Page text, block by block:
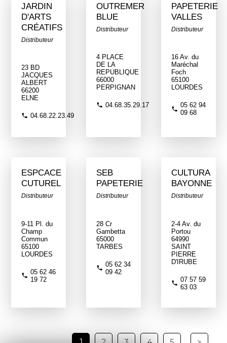
JARDIN
D'ARTS
CRÉATIFS
Distributeur
23 BD
JACQUES
ALBERT
66200
ELNE
04.68.22.23.49
OUTREMER
BLUE
Distributeur
4 PLACE
DE LA
REPUBLIQUE
66000
PERPIGNAN
04.68.35.29.17
PAPETERIE
VALLES
Distributeur
16 Av. du
Maréchal
Foch
65100
LOURDES
05 62 94
09 68
ESPCACE
CUTUREL
Distributeur
9-11 Pl. du
Champ
Commun
65100
LOURDES
05 62 46
19 72
SEB
PAPETERIE
Distributeur
28 Cr
Gambetta
65000
TARBES
05 62 34
09 42
CULTURA
BAYONNE
Distributeur
2-4 Av. du
Portou
64990
SAINT
PIERRE
D'IRUBE
07 57 59
63 03